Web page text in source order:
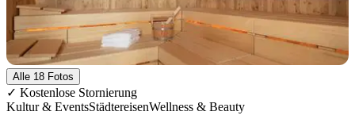
Alle 18 Fotos
✓ Kostenlose Stornierung
Kultur & EventsStädtereisenWellness & Beauty